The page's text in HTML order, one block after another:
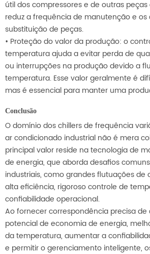
útil dos compressores e de outras peças
reduz a frequência de manutenção e os
substituição de peças.
• Proteção do valor da produção: o
temperatura ajuda a evitar perda de
ou interrupções na produção devido a
temperatura. Esse valor geralmente é
mas é essencial para manter uma
Conclusão
O domínio dos chillers de frequência
ar condicionado industrial não é mera
principal valor reside na tecnologia de
de energia, que aborda desafios
industriais, como grandes flutuações de
alta eficiência, rigoroso controle de
confiabilidade operacional.
Ao fornecer correspondência precisa de
potencial de economia de energia,
da temperatura, aumentar a
e permitir o gerenciamento inteligente,